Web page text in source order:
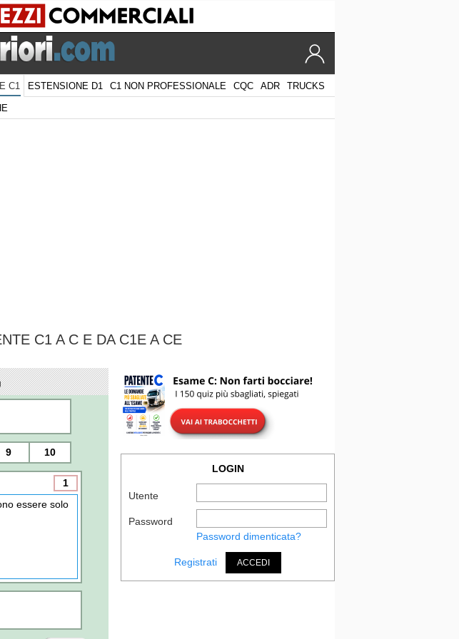
C1 ESTENSIONE D1 C1 NON PROFESSIONALE CQC ADR TRUCKS
C1 A C E DA C1E A CE
9 10
1
essere solo
LOGIN
Utente
Password
Password dimenticata?
Registrati ACCEDI